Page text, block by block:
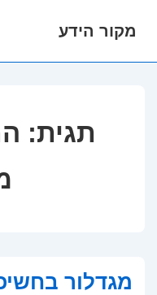
מקור הידע
תגית:
מגדלור